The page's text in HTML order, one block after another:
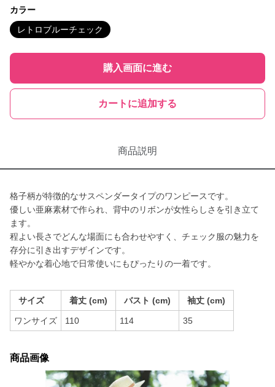
カラー
レトロブルーチェック
購入画面に進む
カートに追加する
商品説明
格子柄が特徴的なサスペンダータイプのワンピースです。
優しい亜麻素材で作られ、背中のリボンが女性らしさを引き立て
ます。
程よい長さでどんな場面にも合わせやすく、チェック服の魅力を
存分に引き出すデザインです。
軽やかな着心地で日常使いにもぴったりの一着です。
サイズ 着丈 (cm) バスト (cm) 袖丈 (cm)
ワンサイズ 110 114 35
商品画像